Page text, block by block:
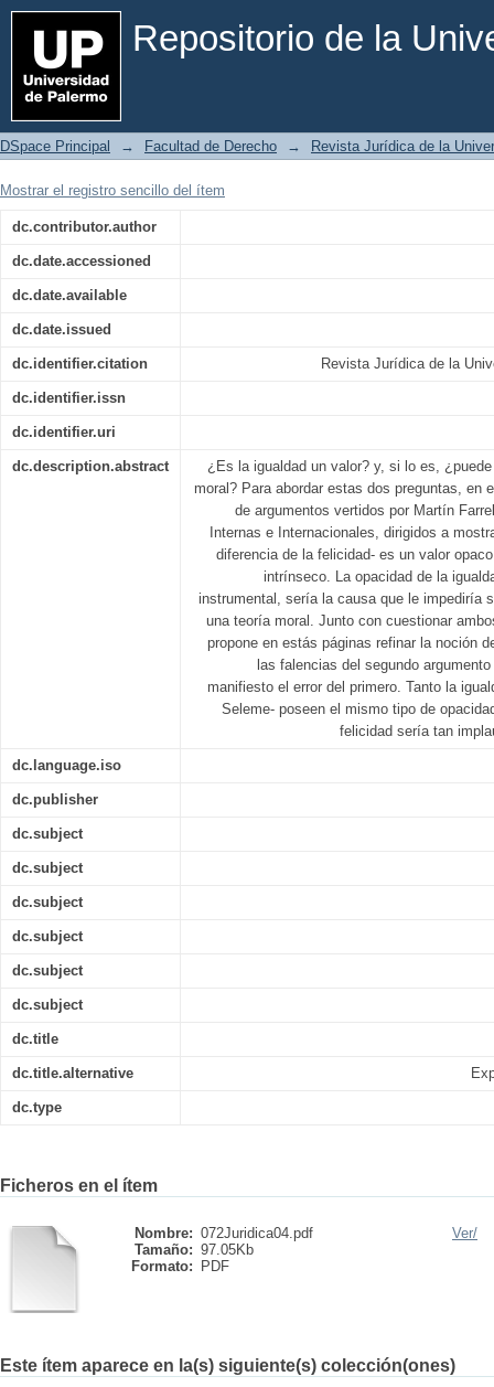
Repositorio de la
El valor de la igualdad
DSpace Principal → Facultad de Derecho → Revista Jurídica de la
Mostrar el registro sencillo del ítem
dc.contributor.author
dc.date.accessioned
dc.date.available
dc.date.issued
dc.identifier.citation Revista Jurídica de la
dc.identifier.issn
dc.identifier.uri
dc.description.abstract
¿Es la igualdad un valor? y, si lo es,
moral? Para abordar estas dos preguntas, en
de argumentos vertidos por Martín
Internas e Internacionales, dirigidos a
diferencia de la felicidad- es un valor
intrínseco. La opacidad de la
instrumental, sería la causa que le impediría
una teoría moral. Junto con cuestionar
propone en estás páginas refinar la noción
las falencias del segundo
manifiesto el error del primero. Tanto la
Seleme- poseen el mismo tipo de
felicidad sería tan
dc.language.iso
dc.publisher
dc.subject
dc.subject
dc.subject
dc.subject
dc.subject
dc.subject
dc.title
dc.title.alternative
dc.type
Ficheros en el ítem
Nombre: 072Juridica04.pdf
Tamaño: 97.05Kb
Formato:
PDF
Ver/
Este ítem aparece en la(s) siguiente(s) colección(ones)